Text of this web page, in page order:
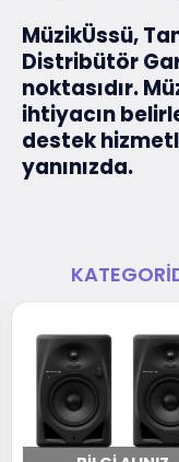
MüzikÜssü,
Distribütör
noktasıdır.
ihtiyacın
destek
yanınızda.